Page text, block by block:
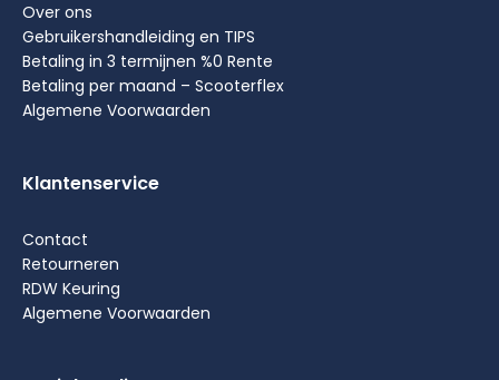
Over ons
Gebruikershandleiding en TIPS
Betaling in 3 termijnen %0 Rente
Betaling per maand – Scooterflex
Algemene Voorwaarden
Klantenservice
Contact
Retourneren
RDW Keuring
Algemene Voorwaarden